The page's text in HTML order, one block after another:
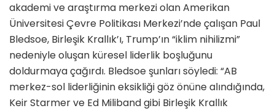
akademi ve araştırma merkezi olan Amerikan
Üniversitesi Çevre Politikası Merkezi’nde çalışan Paul
Bledsoe, Birleşik Krallık’ı, Trump’ın “iklim nihilizmi”
nedeniyle oluşan küresel liderlik boşluğunu
doldurmaya çağırdı. Bledsoe şunları söyledi: “AB
merkez-sol liderliğinin eksikliği göz önüne alındığında,
Keir Starmer ve Ed Miliband gibi Birleşik Krallık